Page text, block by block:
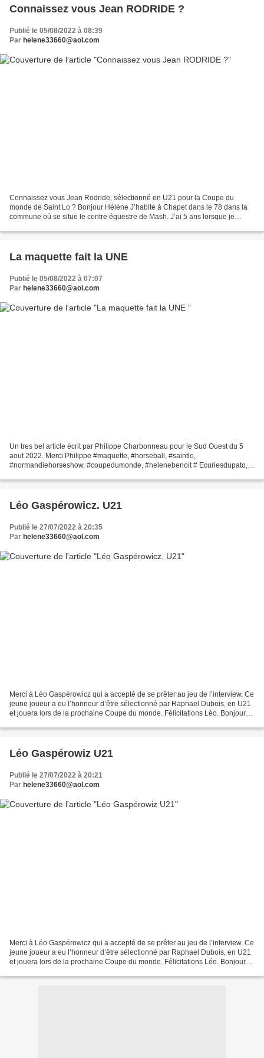
Connaissez vous Jean RODRIDE ?
Publié le 05/08/2022 à 08:39
Par helene33660@aol.com
Connaissez vous Jean Rodride, sélectionné en U21 pour la Coupe du
monde de Saint Lo ? Bonjour Hélène J’habite à Chapet dans le 78 dans la
commune où se situe le centre équestre de Mash. J’ai 5 ans lorsque je
La maquette fait la UNE
Publié le 05/08/2022 à 07:07
Par helene33660@aol.com
Un tres bel article écrit par Philippe Charbonneau pour le Sud Ouest du 5
aout 2022. Merci Philippe #maquette, #horseball, #saintlo,
#normandiehorseshow, #coupedumonde, #helenebenoit # Ecuriesdupato,
Léo Gaspérowicz. U21
Publié le 27/07/2022 à 20:35
Par helene33660@aol.com
Merci à Léo Gaspérowicz qui a accepté de se prêter au jeu de l’interview. Ce
jeune joueur a eu l’honneur d’être sélectionné par Raphael Dubois, en U21
et jouera lors de la prochaine Coupe du monde. Félicitations Léo. Bonjour
Léo Gaspérowiz U21
Publié le 27/07/2022 à 20:21
Par helene33660@aol.com
Merci à Léo Gaspérowicz qui a accepté de se prêter au jeu de l’interview. Ce
jeune joueur a eu l’honneur d’être sélectionné par Raphael Dubois, en U21
et jouera lors de la prochaine Coupe du monde. Félicitations Léo. Bonjour